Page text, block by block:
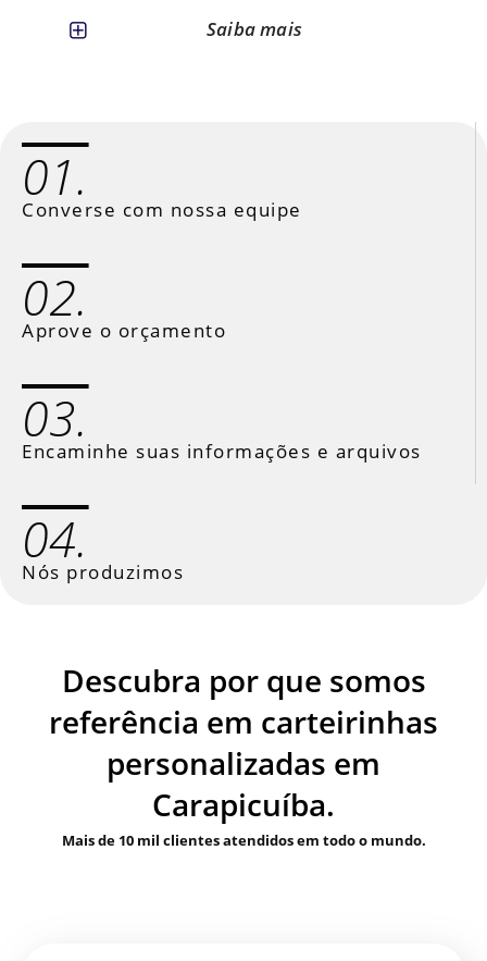
Saiba mais
01.
Converse com nossa equipe
02.
Aprove o orçamento
03.
Encaminhe suas informações e arquivos
04.
Nós produzimos
Descubra por que somos
referência em carteirinhas
personalizadas em
Carapicuíba.
Mais de 10 mil clientes atendidos em todo o mundo.